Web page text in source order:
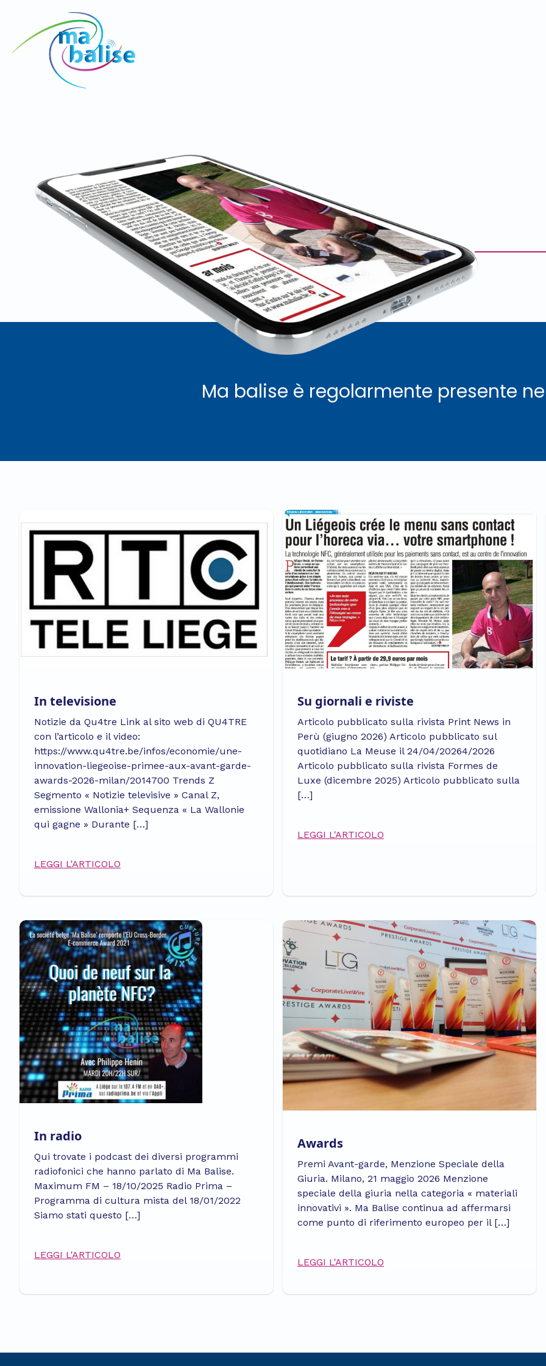
Ma balise è regolarmente presente
In televisione
Notizie da Qu4tre Link al sito web di QU4TRE
con l’articolo e il video:
https://www.qu4tre.be/infos/economie/une-
innovation-liegeoise-primee-aux-avant-garde-
awards-2026-milan/2014700 Trends Z
Segmento « Notizie televisive » Canal Z,
emissione Wallonia+ Sequenza « La Wallonie
qui gagne » Durante […]
LEGGI L'ARTICOLO
Su giornali e riviste
Articolo pubblicato sulla rivista Print News in
Perù (giugno 2026) Articolo pubblicato sul
quotidiano La Meuse il 24/04/20264/2026
Articolo pubblicato sulla rivista Formes de
Luxe (dicembre 2025) Articolo pubblicato sulla
[…]
LEGGI L'ARTICOLO
In radio
Qui trovate i podcast dei diversi programmi
radiofonici che hanno parlato di Ma Balise.
Maximum FM – 18/10/2025 Radio Prima –
Programma di cultura mista del 18/01/2022
Siamo stati questo […]
LEGGI L'ARTICOLO
Awards
Premi Avant-garde, Menzione Speciale della
Giuria. Milano, 21 maggio 2026 Menzione
speciale della giuria nella categoria « materiali
innovativi ». Ma Balise continua ad affermarsi
come punto di riferimento europeo per il […]
LEGGI L'ARTICOLO